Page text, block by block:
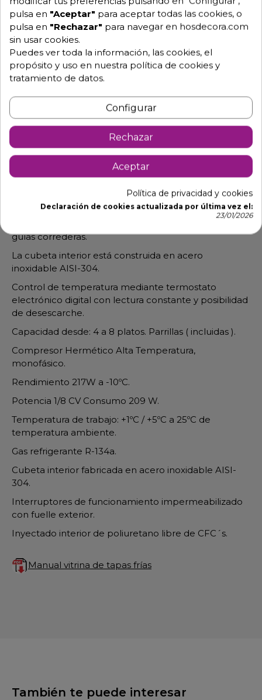
Descripción Detalles de producto
Vitrina tapas para barra de bar con
Iluminación Led.
guías correderas.
La cubeta interior está construida en acero
inoxidable AISI-304.
Control de temperatura mediante termostato
electrónico digital con lectura constante y posibilidad
de desescarche.
Capacidad desde: 4 a 8 platos. Parrillas ( incluidas ).
Compresor Hermético Alta Temperatura,
monofásico.
Rendimiento 217W a -10ºC.
Potencia 1/8 CV Consumo 209 W.
Temperatura de trabajo: +1ºC / +5ºC a 25ºC de
temperatura ambiente.
Gas refrigerante R-134a.
Cubeta interior fabricada en acero inoxidable AISI-
304.
Interruptores de funcionamiento impermeabilizado
con fuelle exterior.
Inyectado interior de poliuretano libre de CFC´s.
Manual vitrina de tapas frías
También te puede interesar
pulsa en "Aceptar" para aceptar todas las cookies, o
pulsa en "Rechazar" para navegar en hosdecora.com
sin usar cookies.
Puedes ver toda la información, las cookies, el
propósito y uso en nuestra política de cookies y
tratamiento de datos.
Configurar
Rechazar
Aceptar
Política de privacidad y cookies
Declaración de cookies actualizada por última vez el:
23/01/2026